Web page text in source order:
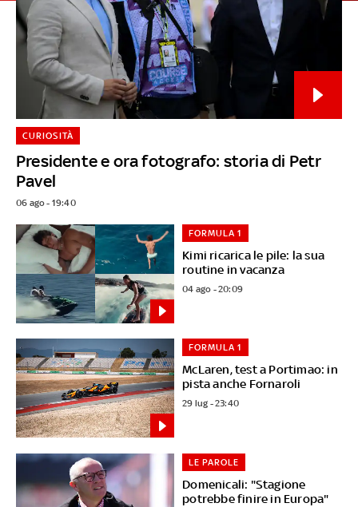
Presidente e ora fotografo: storia di Petr
Pavel
CURIOSITÀ
06 ago - 19:40
Kimi ricarica le pile: la sua
routine in vacanza
FORMULA 1
04 ago - 20:09
McLaren, test a Portimao: in
pista anche Fornaroli
FORMULA 1
29 lug - 23:40
Domenicali: "Stagione
potrebbe finire in Europa"
LE PAROLE